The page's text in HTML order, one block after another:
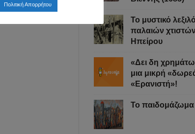
Το μυστικό
παλαιών
Ηπείρου
«Δει δη
μια μικρή
«Ερανιστή»!
Το παιδομάζωμα
Πολιτική Απορρήτου